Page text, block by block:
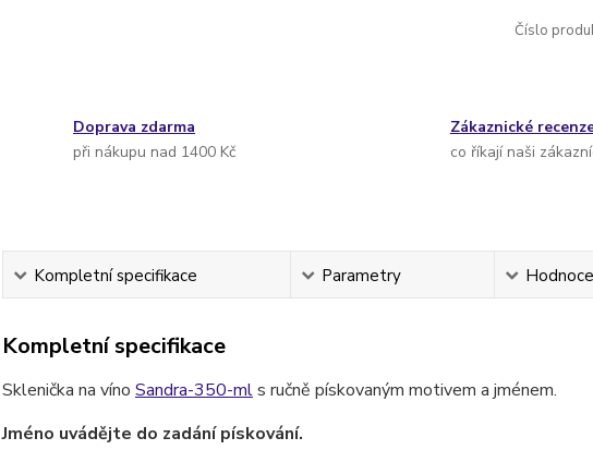
Číslo
Doprava zdarma
při nákupu nad 1400 Kč
Zákaznické
co říkají naši
Kompletní specifikace Parametry
Kompletní specifikace
Sklenička na víno Sandra-350-mls ručně pískovaným motivem a jménem.
Jméno uvádějte do zadání pískování.